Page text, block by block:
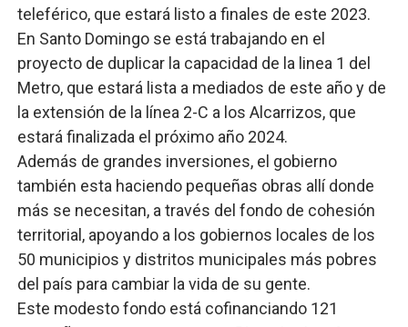
teleférico, que estará listo a finales de este 2023.
En Santo Domingo se está trabajando en el
proyecto de duplicar la capacidad de la linea 1 del
Metro, que estará lista a mediados de este año y de
la extensión de la línea 2-C a los Alcarrizos, que
estará finalizada el próximo año 2024.
Además de grandes inversiones, el gobierno
también esta haciendo pequeñas obras allí donde
más se necesitan, a través del fondo de cohesión
territorial, apoyando a los gobiernos locales de los
50 municipios y distritos municipales más pobres
del país para cambiar la vida de su gente.
Este modesto fondo está cofinanciando 121